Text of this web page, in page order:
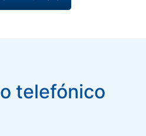
telefónico